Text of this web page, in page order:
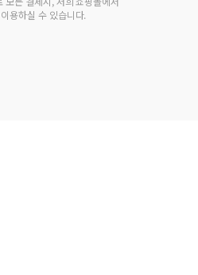
용하실 수 있습니다.